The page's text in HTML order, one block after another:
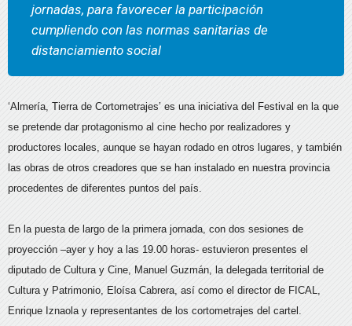
jornadas, para favorecer la participación
cumpliendo con las normas sanitarias de
distanciamiento social
‘Almería, Tierra de Cortometrajes’ es una iniciativa del Festival en la que
se pretende dar protagonismo al cine hecho por realizadores y
productores locales, aunque se hayan rodado en otros lugares, y también
las obras de otros creadores que se han instalado en nuestra provincia
procedentes de diferentes puntos del país.
En la puesta de largo de la primera jornada, con dos sesiones de
proyección –ayer y hoy a las 19.00 horas- estuvieron presentes el
diputado de Cultura y Cine, Manuel Guzmán, la delegada territorial de
Cultura y Patrimonio, Eloísa Cabrera, así como el director de FICAL,
Enrique Iznaola y representantes de los cortometrajes del cartel.